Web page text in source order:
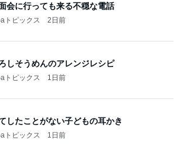
会に行っても来る不穏な電話
トピックス 2日前
しそうめんのアレンジレシピ
トピックス 1日前
したことがない子どもの耳かき
トピックス 1日前